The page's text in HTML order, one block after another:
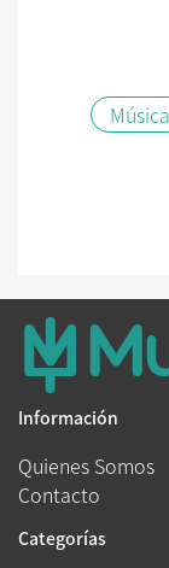
Música
Información
Quienes Somos
Contacto
Categorías